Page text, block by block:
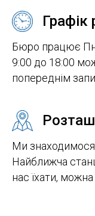
Графік
Бюро працює
9:00 до 18:00
попереднім
Ми знаходимося
Найближча
нас їхати,